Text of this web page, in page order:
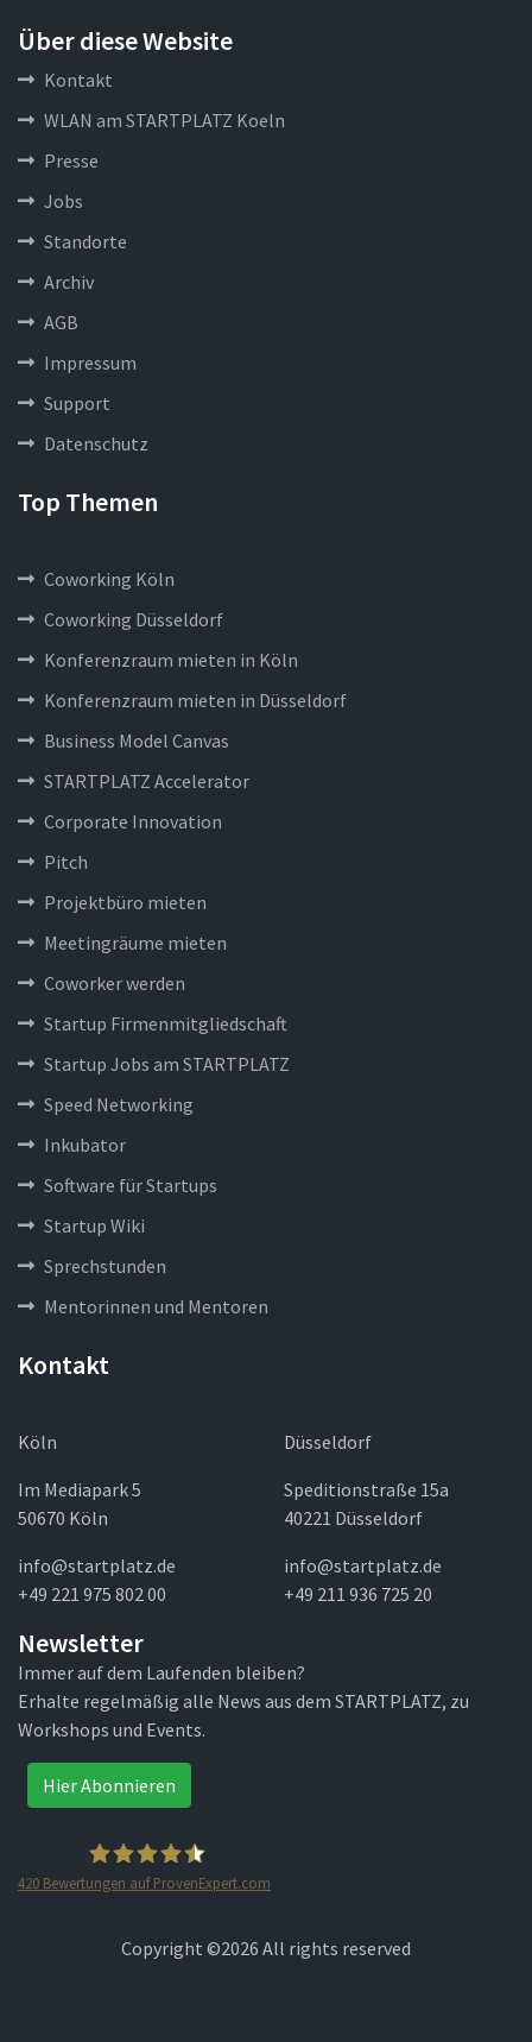
Über diese Website
Kontakt
WLAN am STARTPLATZ Koeln
Presse
Jobs
Standorte
Archiv
AGB
Impressum
Support
Datenschutz
Top Themen
Coworking Köln
Coworking Düsseldorf
Konferenzraum mieten in Köln
Konferenzraum mieten in Düsseldorf
Business Model Canvas
STARTPLATZ Accelerator
Corporate Innovation
Pitch
Projektbüro mieten
Meetingräume mieten
Coworker werden
Startup Firmenmitgliedschaft
Startup Jobs am STARTPLATZ
Speed Networking
Inkubator
Software für Startups
Startup Wiki
Sprechstunden
Mentorinnen und Mentoren
Kontakt
Köln
Im Mediapark 5
50670 Köln
info@startplatz.de
+49 221 975 802 00
Düsseldorf
Speditionstraße 15a
40221 Düsseldorf
info@startplatz.de
+49 211 936 725 20
Newsletter
Immer auf dem Laufenden bleiben?
Erhalte regelmäßig alle News aus dem STARTPLATZ, zu
Workshops und Events.
Hier Abonnieren
420 Bewertungen auf ProvenExpert.com
Copyright ©2026 All rights reserved